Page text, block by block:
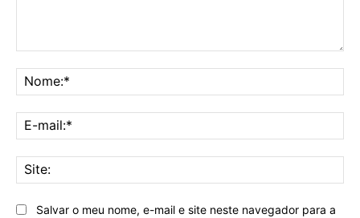
Salvar o meu nome, e-mail e site neste navegador para a